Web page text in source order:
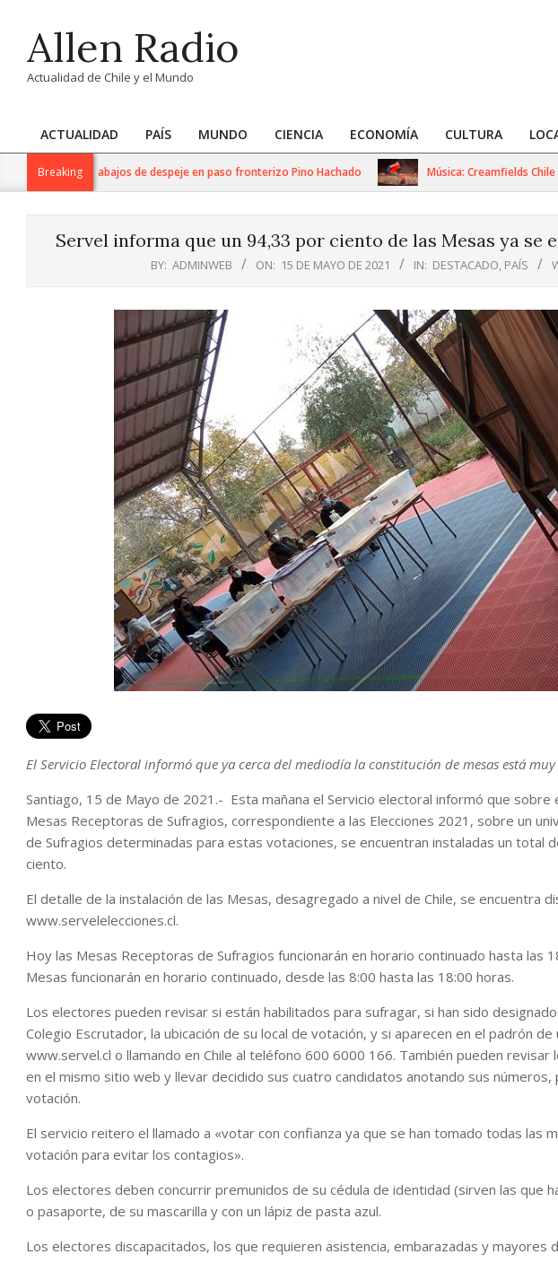
contentAllen Radio
Actualidad de Chile y el Mundo
Primary
Navigation
ACTUALIDAD PAÍS MUNDO CIENCIA ECONOMÍA CULTURA
Breaking
intensos trabajos de despeje en paso fronterizo Pino Hachado Música: Creamfields Chile
Servel informa que un 94,33 por ciento de las Mesas ya
BY: ADMINWEB ON: 15 DE MAYO DE 2021 IN: DESTACADO, PAÍS
El Servicio Electoral informó que ya cerca del mediodía la constitución de mesas está muy
Santiago, 15 de Mayo de 2021.- Esta mañana el Servicio electoral informó que sobre
Mesas Receptoras de Sufragios, correspondiente a las Elecciones 2021, sobre un
de Sufragios determinadas para estas votaciones, se encuentran instaladas un total
ciento.
El detalle de la instalación de las Mesas, desagregado a nivel de Chile, se encuentra
www.servelelecciones.cl.
Hoy las Mesas Receptoras de Sufragios funcionarán en horario continuado hasta las
Mesas funcionarán en horario continuado, desde las 8:00 hasta las 18:00 horas.
Los electores pueden revisar si están habilitados para sufragar, si han sido
Colegio Escrutador, la ubicación de su local de votación, y si aparecen en el padrón
www.servel.cl o llamando en Chile al teléfono 600 6000 166. También pueden
en el mismo sitio web y llevar decidido sus cuatro candidatos anotando sus
votación.
El servicio reitero el llamado a «votar con confianza ya que se han tomado todas las
votación para evitar los contagios».
Los electores deben concurrir premunidos de su cédula de identidad (sirven las que
o pasaporte, de su mascarilla y con un lápiz de pasta azul.
Los electores discapacitados, los que requieren asistencia, embarazadas y mayores